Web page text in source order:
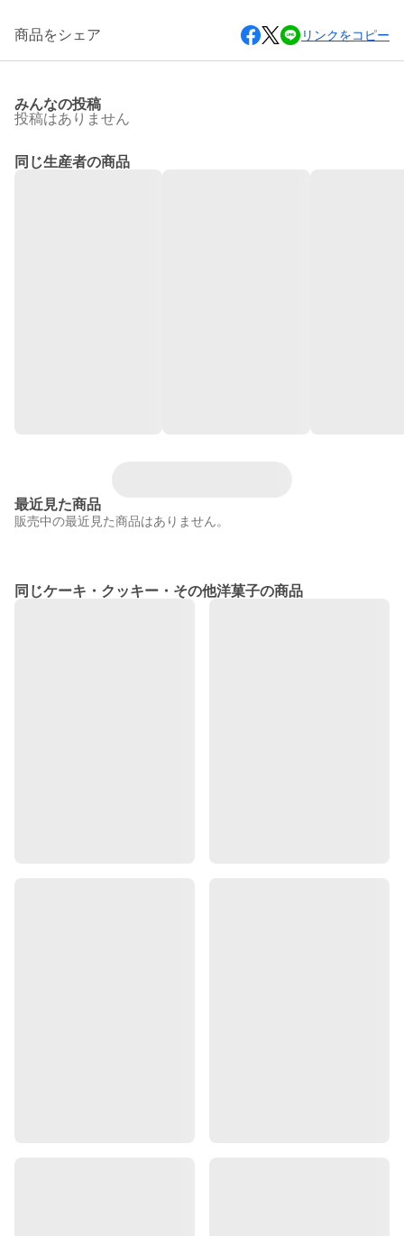
商品をシェア リンクをコピー
みんなの投稿
投稿はありません
同じ生産者の商品
最近見た商品
販売中の最近見た商品はありません。
同じケーキ・クッキー・その他洋菓子の商品